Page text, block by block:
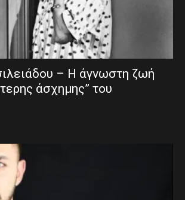
– Η άγνωστη ζωή
άσχημης” του